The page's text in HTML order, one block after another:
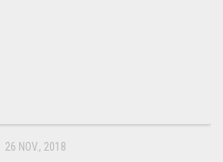
26 NOV., 2018